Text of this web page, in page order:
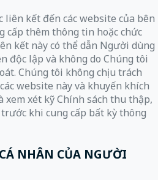
liên kết đến các website của bên
cấp thêm thông tin hoặc chức
kết này có thể dẫn Người dùng
độc lập và không do Chúng tôi
Chúng tôi không chịu trách
website này và khuyến khích
xét kỹ Chính sách thu thập,
khi cung cấp bất kỳ thông
NHÂN CỦA NGƯỜI